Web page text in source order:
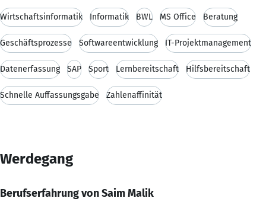
Wirtschaftsinformatik Informatik BWL MS Office Beratung
Geschäftsprozesse Softwareentwicklung IT-Projektmanagement
Datenerfassung SAP Sport Lernbereitschaft Hilfsbereitschaft
Schnelle Auffassungsgabe Zahlenaffinität
Werdegang
Berufserfahrung von Saim Malik